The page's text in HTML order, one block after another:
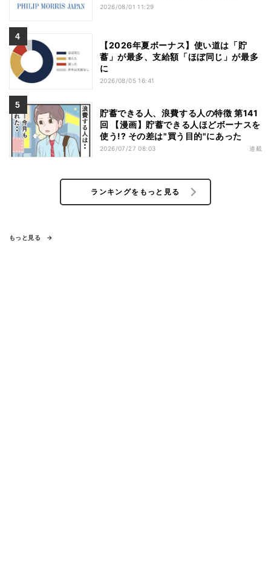
2026/08/01 11:29
【2026年夏ボーナス】使い道は「貯
蓄」が最多、支給額「ほぼ同じ」が最多
に
2026/08/05 16:41
貯蓄できる人、浪費する人の特徴 第141
回 【漫画】貯蓄できる人ほどボーナスを
使う!? その差は"買う目的"にあった
2026/07/27 08:03 連載
ランキングをもっと見る
もっと見る